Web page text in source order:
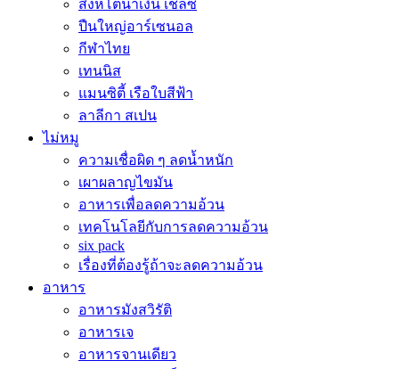
สิงห์โตน้ำเงิน เชลซี
ปืนใหญ่อาร์เซนอล
กีฬาไทย
เทนนิส
แมนซิตี้ เรือใบสีฟ้า
ลาลีกา สเปน
ไม่หมู
ความเชื่อผิด ๆ ลดน้ำหนัก
เผาผลาญไขมัน
อาหารเพื่อลดความอ้วน
เทคโนโลยีกับการลดความอ้วน
six pack
เรื่องที่ต้องรู้ถ้าจะลดความอ้วน
อาหาร
อาหารมังสวิรัติ
อาหารเจ
อาหารจานเดียว